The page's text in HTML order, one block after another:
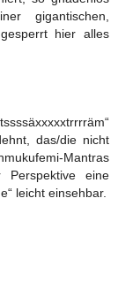
gigantischen,
hier alles
das/die nicht
Mantras
eine
leicht einsehbar.